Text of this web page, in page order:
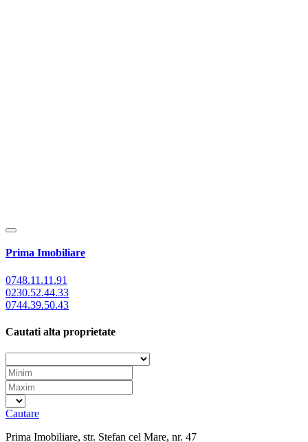
Prima Imobiliare
0748.11.11.91
0230.52.44.33
0744.39.50.43
Cautati alta proprietate
Cautare
Prima Imobiliare, str. Stefan cel Mare, nr. 47